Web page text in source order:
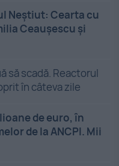
Neștiut: Cearta cu
Ceaușescu și
să scadă. Reactorul
în câteva zile
de euro, în
de la ANCPI. Mii